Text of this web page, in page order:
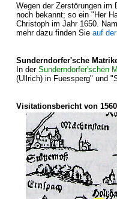
Wegen der Zerstörungen im
noch bekannt; so ein "Her
Christoph im Jahr 1650.
mehr dazu finden Sie auf
Sunderndorfer'sche
In der Sunderndorfer'schen
(Ullrich) in Fuessperg" und
Visitationsbericht von 1560